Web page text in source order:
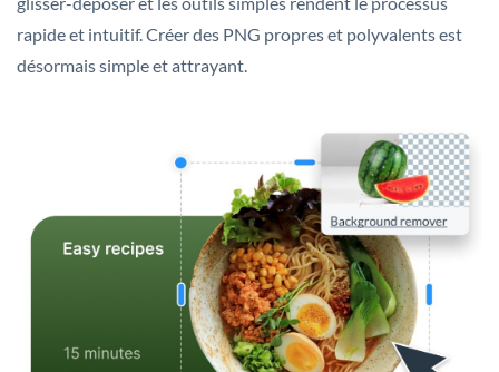
rapide et intuitif. Créer des PNG propres et polyvalents est
désormais simple et attrayant.